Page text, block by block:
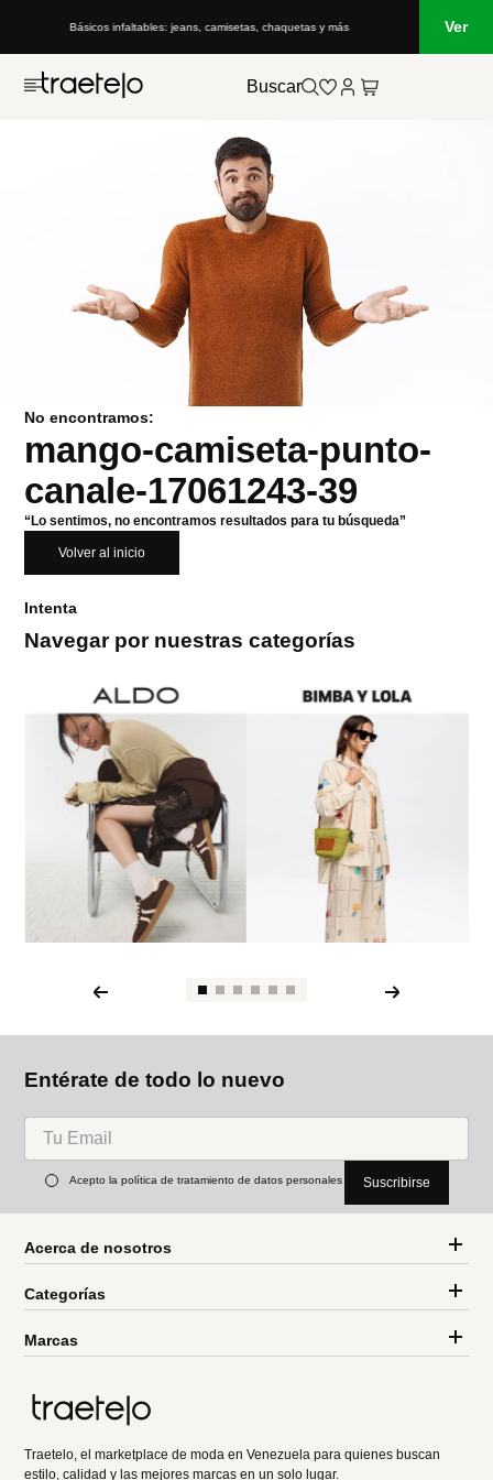
Básicos infaltables: jeans, camisetas, chaquetas y más Ver
Buscar
No encontramos:
mango-camiseta-punto-
canale-17061243-39
“Lo sentimos, no encontramos resultados para tu búsqueda”
Volver al inicio
Intenta
Navegar por nuestras categorías
Entérate de todo lo nuevo
Acepto la política de tratamiento de datos personales Suscribirse
Acerca de nosotros
Categorías
Marcas
Traetelo, el marketplace de moda en Venezuela para quienes buscan
estilo, calidad y las mejores marcas en un solo lugar.